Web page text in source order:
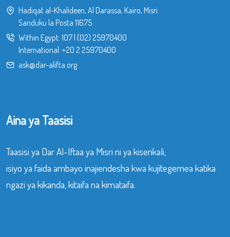
Hadiqat al-Khalideen, Al Darassa, Kairo, Misri.
Sanduku la Posta 11675
Within Egypt: 107| (02) 25970400
International: +20 2 25970400
ask@dar-alifta.org
Aina ya Taasisi
Taasisi ya Dar Al-Iftaa ya Misri ni ya kiserikali,
isiyo ya faida ambayo inajiendesha kwa kujitegemea katika
ngazi ya kikanda, kitaifa na kimataifa.